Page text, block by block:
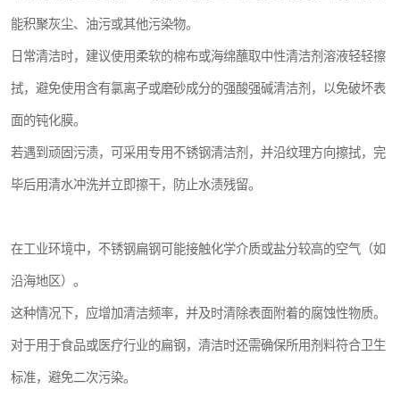
能积聚灰尘、油污或其他污染物。
日常清洁时，建议使用柔软的棉布或海绵蘸取中性清洁剂溶液轻轻擦
拭，避免使用含有氯离子或磨砂成分的强酸强碱清洁剂，以免破坏表
面的钝化膜。
若遇到顽固污渍，可采用专用不锈钢清洁剂，并沿纹理方向擦拭，完
毕后用清水冲洗并立即擦干，防止水渍残留。
在工业环境中，不锈钢扁钢可能接触化学介质或盐分较高的空气（如
沿海地区）。
这种情况下，应增加清洁频率，并及时清除表面附着的腐蚀性物质。
对于用于食品或医疗行业的扁钢，清洁时还需确保所用剂料符合卫生
标准，避免二次污染。